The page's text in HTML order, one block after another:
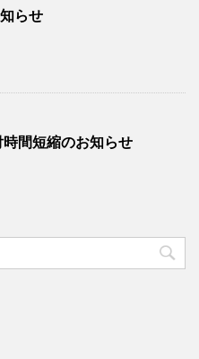
らせ
間短縮のお知らせ